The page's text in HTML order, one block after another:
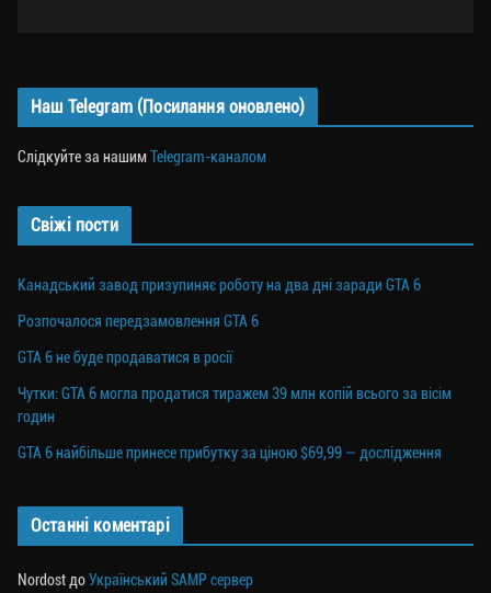
Наш Telegram (Посилання оновлено)
Слідкуйте за нашимTelegram-каналом
Свіжі пости
Канадський завод призупиняє роботу на два дні заради GTA 6
Розпочалося передзамовлення GTA 6
GTA 6 не буде продаватися в росії
Чутки: GTA 6 могла продатися тиражем 39 млн копій всього за вісім
годин
GTA 6 найбільше принесе прибутку за ціною $69,99 — дослідження
Останні коментарі
Nordost доУкраїнський SAMP сервер